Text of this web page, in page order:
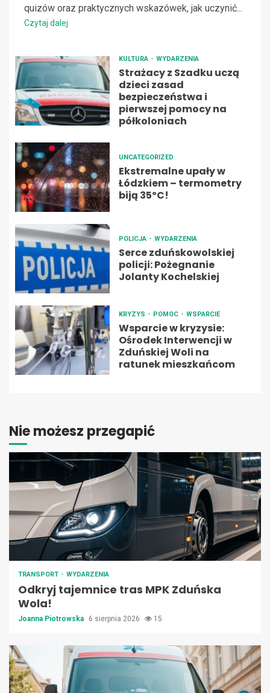
quizów oraz praktycznych wskazówek, jak uczynić...
Czytaj dalej
KULTURA WYDARZENIA
Strażacy z Szadku uczą
dzieci zasad
bezpieczeństwa i
pierwszej pomocy na
półkoloniach
UNCATEGORIZED
Ekstremalne upały w
Łódzkiem – termometry
biją 35ºC!
POLICJA WYDARZENIA
Serce zduńskowolskiej
policji: Pożegnanie
Jolanty Kochelskiej
KRYZYS POMOC WSPARCIE
Wsparcie w kryzysie:
Ośrodek Interwencji w
Zduńskiej Woli na
ratunek mieszkańcom
Nie możesz przegapić
TRANSPORT WYDARZENIA
Odkryj tajemnice tras MPK Zduńska
Wola!
Joanna Piotrowska 6 sierpnia 2026 15